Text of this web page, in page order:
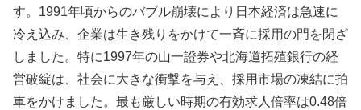
す。1991年頃からのバブル崩壊により日本経済は急速に
冷え込み、企業は生き残りをかけて一斉に採用の門を閉ざ
しました。特に1997年の山一證券や北海道拓殖銀行の経
営破綻は、社会に大きな衝撃を与え、採用市場の凍結に拍
車をかけました。 最も厳しい時期の有効求人倍率は0.48倍